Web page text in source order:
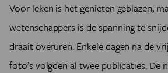
Voor leken is het genieten geblazen,
wetenschappers is de spanning te
draait overuren. Enkele dagen na de
foto’s volgden al twee publicaties. De